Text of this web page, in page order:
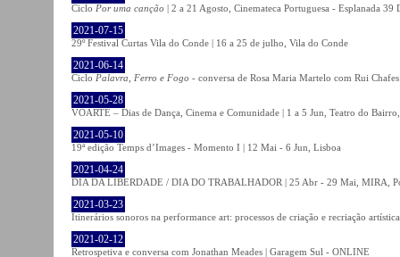
Ciclo Por uma canção | 2 a 21 Agosto, Cinemateca Portuguesa - Esplanada 39
2021-07-15
29º Festival Curtas Vila do Conde | 16 a 25 de julho, Vila do Conde
2021-06-14
Ciclo Palavra, Ferro e Fogo - conversa de Rosa Maria Martelo com Rui
2021-05-28
VOARTE – Dias de Dança, Cinema e Comunidade | 1 a 5 Jun, Teatro do
2021-05-10
19ª edição Temps d’Images - Momento I | 12 Mai - 6 Jun, Lisboa
2021-04-24
DIA DA LIBERDADE / DIA DO TRABALHADOR | 25 Abr - 29 Mai, MIRA,
2021-03-23
Itinerários sonoros na performance art: processos de criação e recriação
2021-02-12
Retrospetiva e conversa com Jonathan Meades | Garagem Sul - ONLINE